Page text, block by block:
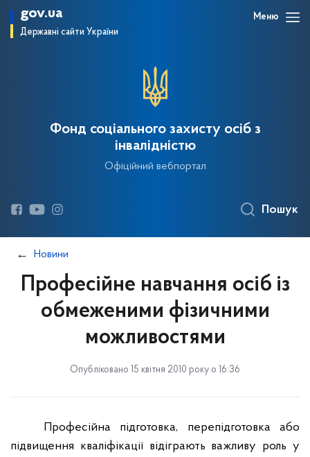
gov.ua
Державні сайти України
Меню
Фонд соціального захисту осіб з
інвалідністю
Офіційний вебпортал
Пошук
Новини
Професійне навчання осіб із
обмеженими фізичними
можливостями
Опубліковано 15 квітня 2010 року о 16:36
Професійна підготовка, перепідготовка
або
підвищення кваліфікації відіграють важливу роль у